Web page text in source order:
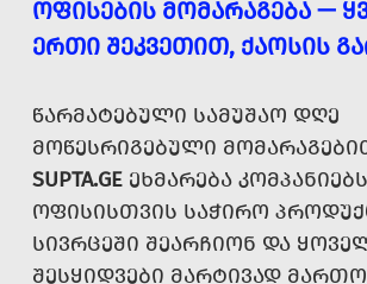
ᲝᲤᲘᲡᲔᲑᲘᲡ ᲛᲝᲛᲐᲠᲐᲒᲔᲑᲐ —
ᲔᲠᲗᲘ ᲨᲔᲙᲕᲔᲗᲘᲗ, ᲥᲐᲝᲡᲘᲡ
ᲬᲐᲠᲛᲐᲢᲔᲑᲣᲚᲘ ᲡᲐᲛᲣᲨᲐᲝ ᲓᲦᲔ
ᲛᲝᲬᲔᲡᲠᲘᲒᲔᲑᲣᲚᲘ
SUPTA.GE ᲔᲮᲛᲐᲠᲔᲑᲐ
ᲝᲤᲘᲡᲘᲡᲗᲕᲘᲡ ᲡᲐᲭᲘᲠᲝ
ᲡᲘᲕᲠᲪᲔᲨᲘ ᲨᲔᲐᲠᲩᲘᲝᲜ ᲓᲐ
ᲨᲔᲡᲧᲘᲓᲕᲔᲑᲘ ᲛᲐᲠᲢᲘᲕᲐᲓ